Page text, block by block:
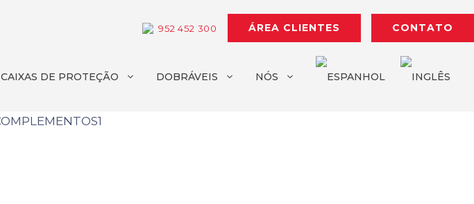
952 452 300 ÁREA CLIENTES CONTATO
CAIXAS DE PROTEÇÃO DOBRÁVEIS NÓS